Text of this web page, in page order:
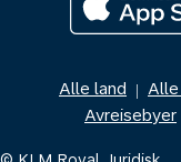
Alle land |
Avreisebyer